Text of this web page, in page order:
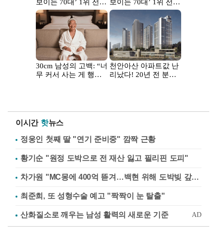
이시간 핫뉴스
정웅인 첫째 딸 "연기 준비중" 깜짝 근황
황기순 "원정 도박으로 전 재산 잃고 필리핀 도피"
차가원 "MC몽에 400억 뜯겨…백현 위해 도박빚 갚아줘"
최준희, 또 성형수술 예고 "짝짝이 눈 탈출"